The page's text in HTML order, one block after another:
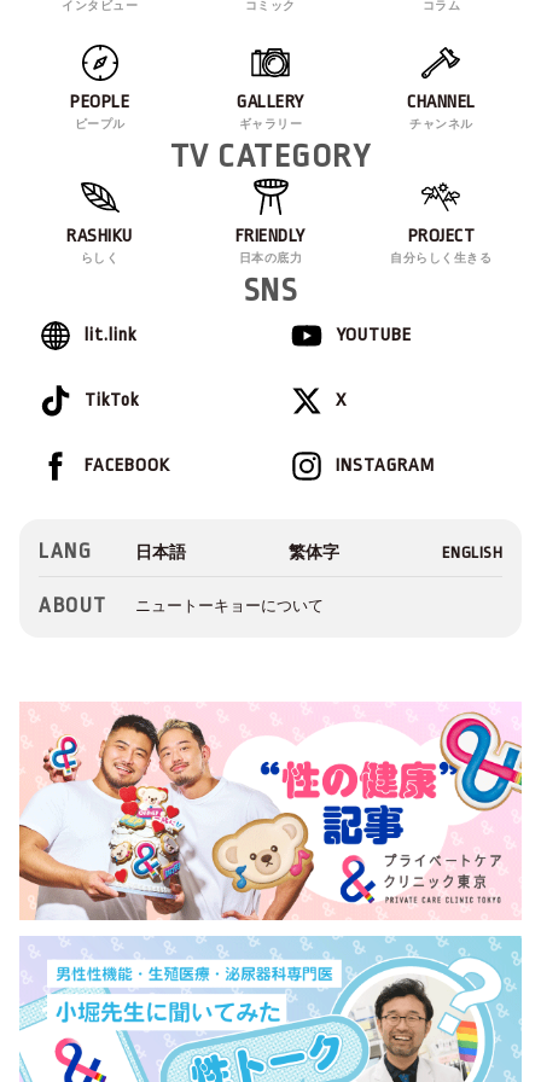
インタビュー コミック コラム
PEOPLE
ピープル
GALLERY
ギャラリー
CHANNEL
チャンネル
TV CATEGORY
RASHIKU
らしく
FRIENDLY
日本の底力
PROJECT
自分らしく生きる
SNS
lit.link YOUTUBE
TikTok X
INSTAGRAM
FACEBOOK
LANG
ABOUT ニュートーキョーについて